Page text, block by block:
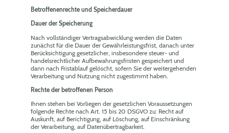
Betroffenenrechte und Speicherdauer
Dauer der Speicherung
Nach vollständiger Vertragsabwicklung werden die Daten
zunächst für die Dauer der Gewährleistungsfrist, danach unter
Berücksichtigung gesetzlicher, insbesondere steuer- und
handelsrechtlicher Aufbewahrungsfristen gespeichert und
dann nach Fristablauf gelöscht, sofern Sie der weitergehenden
Verarbeitung und Nutzung nicht zugestimmt haben.
Rechte der betroffenen Person
Ihnen stehen bei Vorliegen der gesetzlichen Voraussetzungen
folgende Rechte nach Art. 15 bis 20 DSGVO zu: Recht auf
Auskunft, auf Berichtigung, auf Löschung, auf Einschränkung
der Verarbeitung, auf Datenübertragbarkeit.